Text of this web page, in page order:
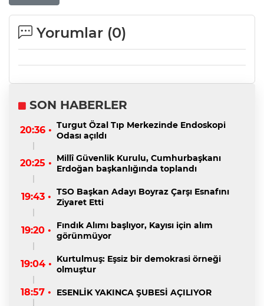
Yorumlar (0)
SON HABERLER
20:36 • Turgut Özal Tıp Merkezinde Endoskopi
Odası açıldı
20:25 • Millî Güvenlik Kurulu, Cumhurbaşkanı
Erdoğan başkanlığında toplandı
19:43 • TSO Başkan Adayı Boyraz Çarşı Esnafını
Ziyaret Etti
19:20 •
Fındık Alımı başlıyor, Kayısı için alım
görünmüyor
19:04 • Kurtulmuş: Eşsiz bir demokrasi örneği
olmuştur
18:57 • ESENLİK YAKINCA ŞUBESİ AÇILIYOR